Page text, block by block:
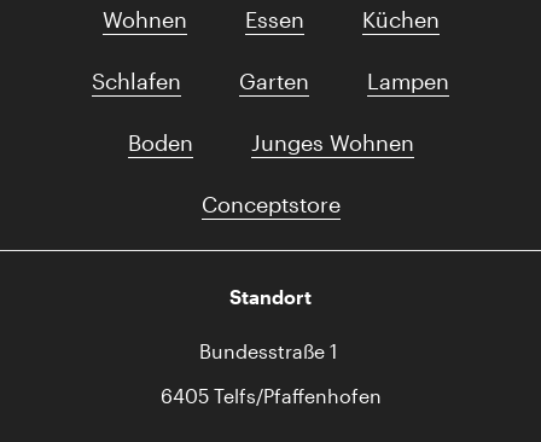
Wohnen Essen Küchen
Schlafen Garten Lampen
Boden Junges Wohnen
Conceptstore
Standort
Bundesstraße 1
6405 Telfs/Pfaffenhofen